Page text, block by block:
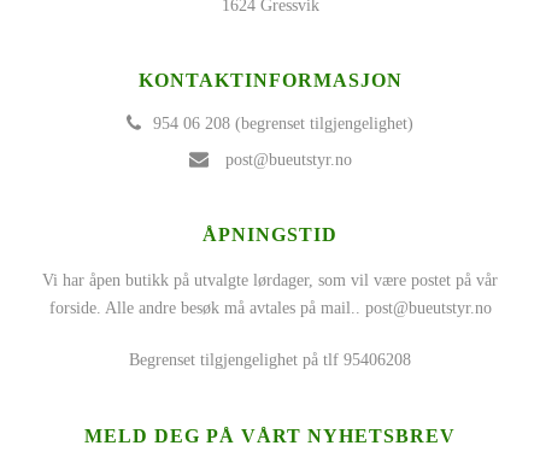
1624 Gressvik
KONTAKTINFORMASJON
954 06 208 (begrenset tilgjengelighet)
post@bueutstyr.no
ÅPNINGSTID
Vi har åpen butikk på utvalgte lørdager, som vil være postet på vår
forside. Alle andre besøk må avtales på mail.. post@bueutstyr.no
Begrenset tilgjengelighet på tlf 95406208
MELD DEG PÅ VÅRT NYHETSBREV